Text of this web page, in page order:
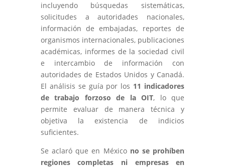
incluyendo búsquedas sistemáticas,
solicitudes a autoridades nacionales,
información de embajadas, reportes de
organismos internacionales, publicaciones
académicas, informes de la sociedad civil
e intercambio de información con
autoridades de Estados Unidos y Canadá.
El análisis se guía por los 11 indicadores
de trabajo forzoso de la OIT, lo que
permite evaluar de manera técnica y
objetiva la existencia de indicios
suficientes.
Se aclaró que en México no se prohíben
regiones completas ni empresas en